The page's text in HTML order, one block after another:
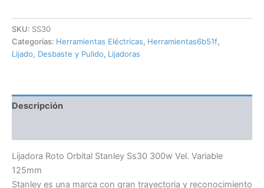
SKU: SS30
Categorías: Herramientas Eléctricas, Herramientas6b51f,
Lijado, Desbaste y Pulido, Lijadoras
Descripción
Lijadora Roto Orbital Stanley Ss30 300w Vel. Variable
125mm
Stanley es una marca con gran trayectoria y reconocimiento